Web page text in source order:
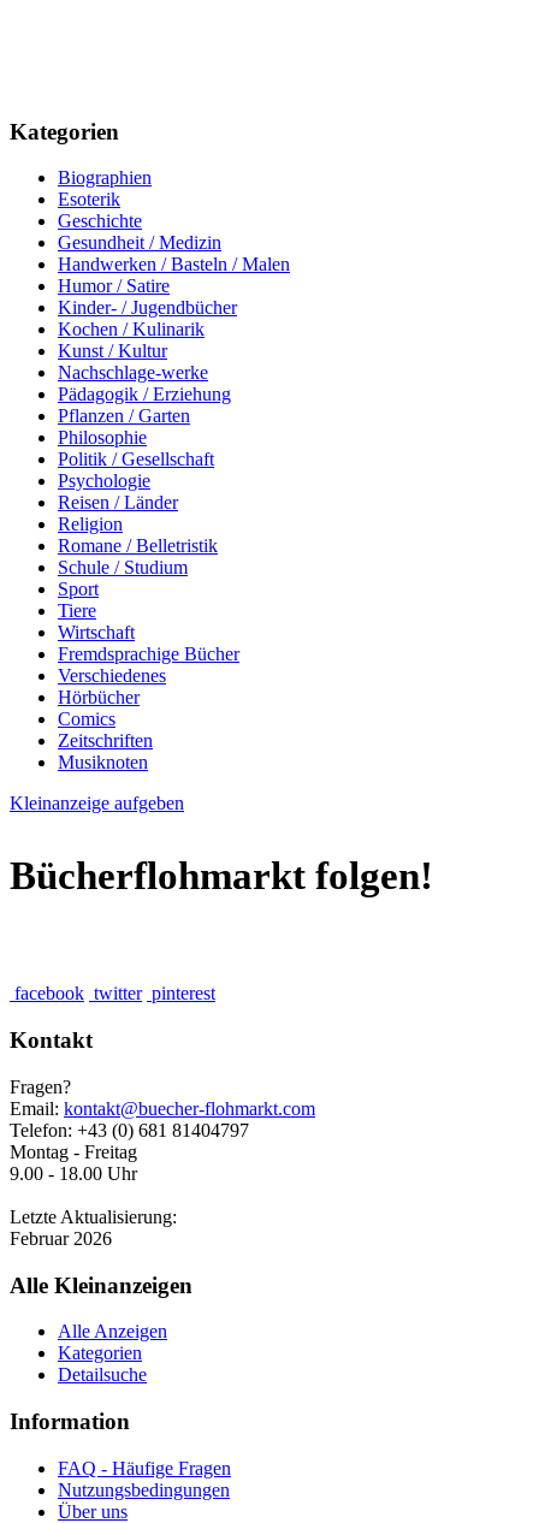
Kategorien
Biographien
Esoterik
Geschichte
Gesundheit / Medizin
Handwerken / Basteln / Malen
Humor / Satire
Kinder- / Jugendbücher
Kochen / Kulinarik
Kunst / Kultur
Nachschlage-werke
Pädagogik / Erziehung
Pflanzen / Garten
Philosophie
Politik / Gesellschaft
Psychologie
Reisen / Länder
Religion
Romane / Belletristik
Schule / Studium
Sport
Tiere
Wirtschaft
Fremdsprachige Bücher
Verschiedenes
Hörbücher
Comics
Zeitschriften
Musiknoten
Kleinanzeige aufgeben
Bücherflohmarkt folgen!
facebook twitter pinterest
Kontakt
Fragen?
Email: kontakt@buecher-flohmarkt.com
Telefon: +43 (0) 681 81404797
Montag - Freitag
9.00 - 18.00 Uhr
Letzte Aktualisierung:
Februar 2026
Alle Kleinanzeigen
Alle Anzeigen
Kategorien
Detailsuche
Information
FAQ - Häufige Fragen
Nutzungsbedingungen
Über uns